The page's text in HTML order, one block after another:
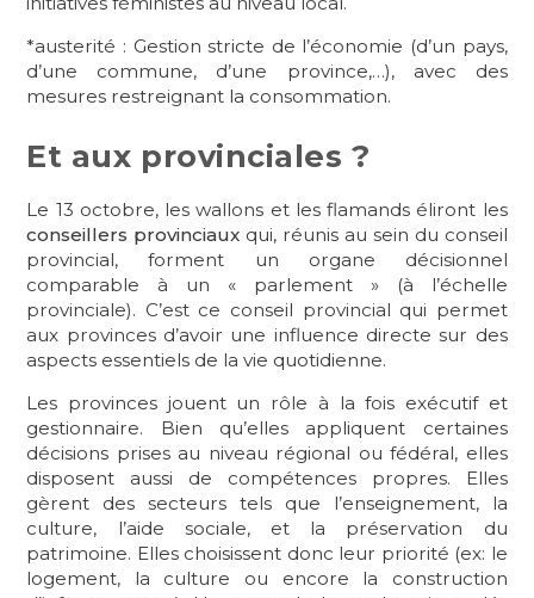
*austerité : Gestion stricte de l’économie (d’un pays,
d’une commune, d’une province,…), avec des
mesures restreignant la consommation.
Et aux provinciales ?
Le 13 octobre, les wallons et les flamands éliront les
conseillers provinciaux qui, réunis au sein du conseil
provincial, forment un organe décisionnel
comparable à un « parlement » (à l’échelle
provinciale). C’est ce conseil provincial qui permet
aux provinces d’avoir une influence directe sur des
aspects essentiels de la vie quotidienne.
Les provinces jouent un rôle à la fois exécutif et
gestionnaire. Bien qu’elles appliquent certaines
décisions prises au niveau régional ou fédéral, elles
disposent aussi de compétences propres. Elles
gèrent des secteurs tels que l’enseignement, la
culture, l’aide sociale, et la préservation du
patrimoine. Elles choisissent donc leur priorité (ex: le
logement, la culture ou encore la construction